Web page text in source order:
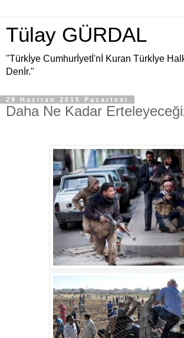
Tülay GÜRDAL
"Türkİye Cumhurİyetİ'nİ Kuran Türkİye
Denİr."
29 Haziran 2015 Pazartesi
Daha Ne Kadar